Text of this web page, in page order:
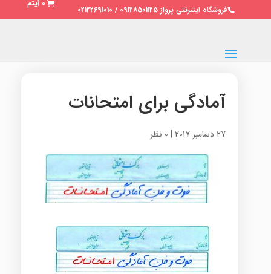
فروشگاه اینترنتی پرواز 09128501125 / 02122691010
0 آیتم
آمادگی برای امتحانات
27 دسامبر 2017 | 0 نظر